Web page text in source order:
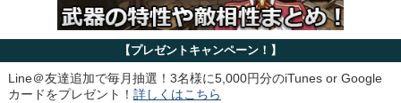
【プレゼントキャンペーン！】
Line＠友達追加で毎月抽選！3名様に5,000円分のiTunes or Google
カードをプレゼント！ 詳しくはこちら